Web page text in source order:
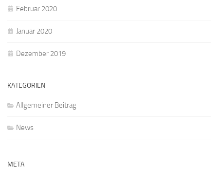
Februar 2020
Januar 2020
Dezember 2019
KATEGORIEN
Allgemeiner Beitrag
News
META